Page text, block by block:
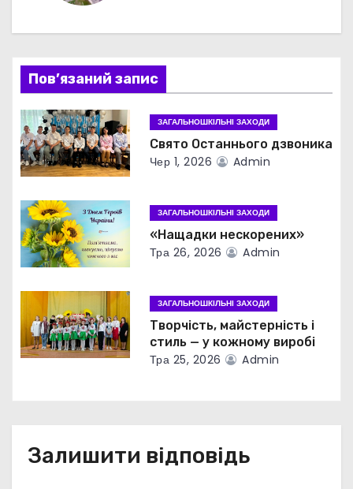
ц
і
я
з
а
п
и
с
і
в
Пов’язаний запис
ЗАГАЛЬНОШКІЛЬНІ ЗАХОДИ
Свято Останнього дзвоника
Чер 1, 2026 Admin
ЗАГАЛЬНОШКІЛЬНІ ЗАХОДИ
«Нащадки нескорених»
Тра 26, 2026 Admin
ЗАГАЛЬНОШКІЛЬНІ ЗАХОДИ
Творчість, майстерність і
стиль — у кожному виробі
Тра 25, 2026 Admin
Залишити відповідь